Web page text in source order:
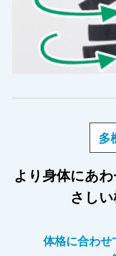
多
より身体にあ
さし
体格に合わせ